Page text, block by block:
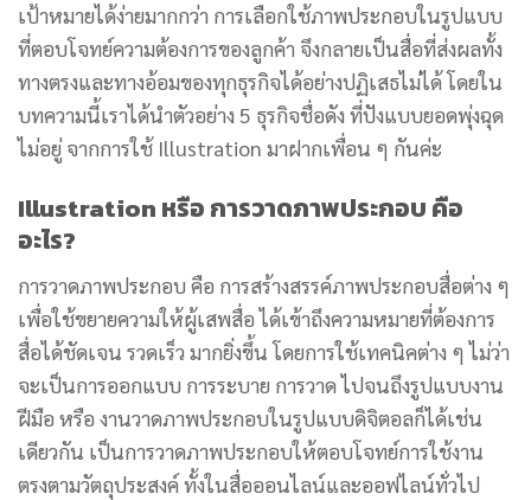
เป้าหมายได้ง่ายมากกว่า การเลือกใช้ภาพประกอบในรูปแบบ
ที่ตอบโจทย์ความต้องการของลูกค้า จึงกลายเป็นสื่อที่ส่งผลทั้ง
ทางตรงและทางอ้อมของทุกธุรกิจได้อย่างปฏิเสธไม่ได้ โดยใน
บทความนี้เราได้นำตัวอย่าง 5 ธุรกิจชื่อดัง ที่ปังแบบยอดพุ่งฉุด
ไม่อยู่ จากการใช้ Illustration มาฝากเพื่อน ๆ กันค่ะ
Illustration หรือ การวาดภาพประกอบ คือ
อะไร?
การวาดภาพประกอบ คือ การสร้างสรรค์ภาพประกอบสื่อต่าง ๆ
เพื่อใช้ขยายความให้ผู้เสพสื่อ ได้เข้าถึงความหมายที่ต้องการ
สื่อได้ชัดเจน รวดเร็ว มากยิ่งขึ้น โดยการใช้เทคนิคต่าง ๆ ไม่ว่า
จะเป็นการออกแบบ การระบาย การวาด ไปจนถึงรูปแบบงาน
ฝีมือ หรือ งานวาดภาพประกอบในรูปแบบดิจิตอลก็ได้เช่น
เดียวกัน เป็นการวาดภาพประกอบให้ตอบโจทย์การใช้งาน
ตรงตามวัตถุประสงค์ ทั้งในสื่อออนไลน์และออฟไลน์ทั่วไป